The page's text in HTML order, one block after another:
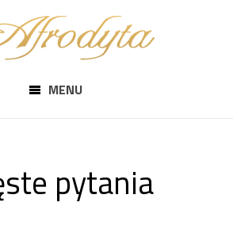
MENU
pytania